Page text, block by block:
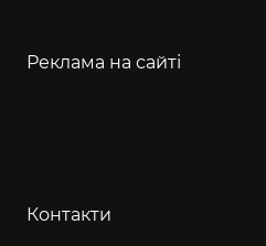
Реклама на сайті
Контакти